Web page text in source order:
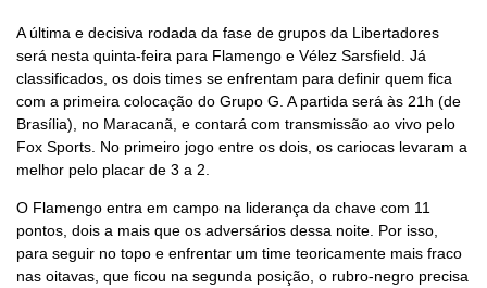
A última e decisiva rodada da fase de grupos da Libertadores
será nesta quinta-feira para Flamengo e Vélez Sarsfield. Já
classificados, os dois times se enfrentam para definir quem fica
com a primeira colocação do Grupo G. A partida será às 21h (de
Brasília), no Maracanã, e contará com transmissão ao vivo pelo
Fox Sports. No primeiro jogo entre os dois, os cariocas levaram a
melhor pelo placar de 3 a 2.
O Flamengo entra em campo na liderança da chave com 11
pontos, dois a mais que os adversários dessa noite. Por isso,
para seguir no topo e enfrentar um time teoricamente mais fraco
nas oitavas, que ficou na segunda posição, o rubro-negro precisa